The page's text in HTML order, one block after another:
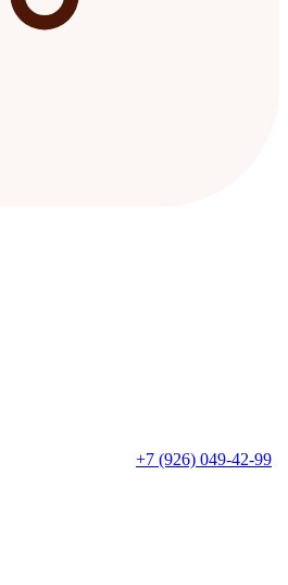
+7 (926) 049-42-99